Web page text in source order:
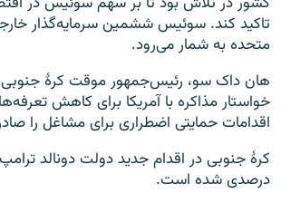
تاکید کند. سوئیس ششمین سرمایه‌گذار
متحده به شمار می‌رود.
هان داک سو، رئیس‌جمهور موقت کرهٔ
خواستار مذاکره با آمریکا برای کاهش
اقدامات حمایتی اضطراری برای مشاغل را
درصدی شده است.